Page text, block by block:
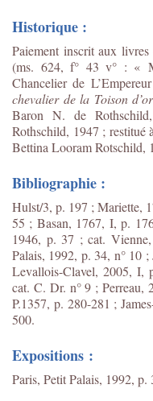
Historique :
Paiement inscrit aux
(ms. 624, f° 43 v° : «
Chancelier de
chevalier de la Toison d’or
Baron N. de
Rothschild, 1947 ; restitué
Bettina Looram Rotschild,
Bibliographie :
Hulst/3, p. 197 ; Mariette,
55 ; Basan, 1767, I, p.
1946, p. 37 ; cat.
Palais, 1992, p. 34, n° 10
Levallois-Clavel, 2005, I,
cat. C. Dr. n° 9 ; Perreau,
P.1357, p. 280-281 ;
500.
Expositions :
Paris, Petit Palais, 1992, p.